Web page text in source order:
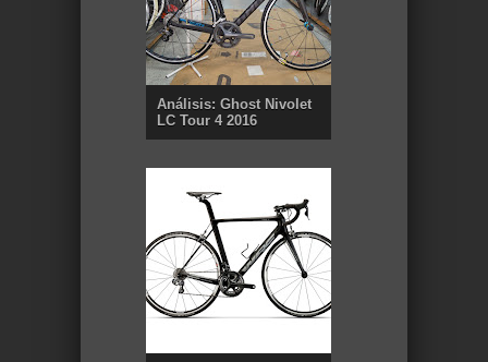
Análisis: Ghost Nivolet
LC Tour 4 2016